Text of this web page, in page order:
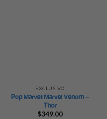
EXCLUSIVO
Pop Marvel: Marvel Venom –
Thor
$349.00